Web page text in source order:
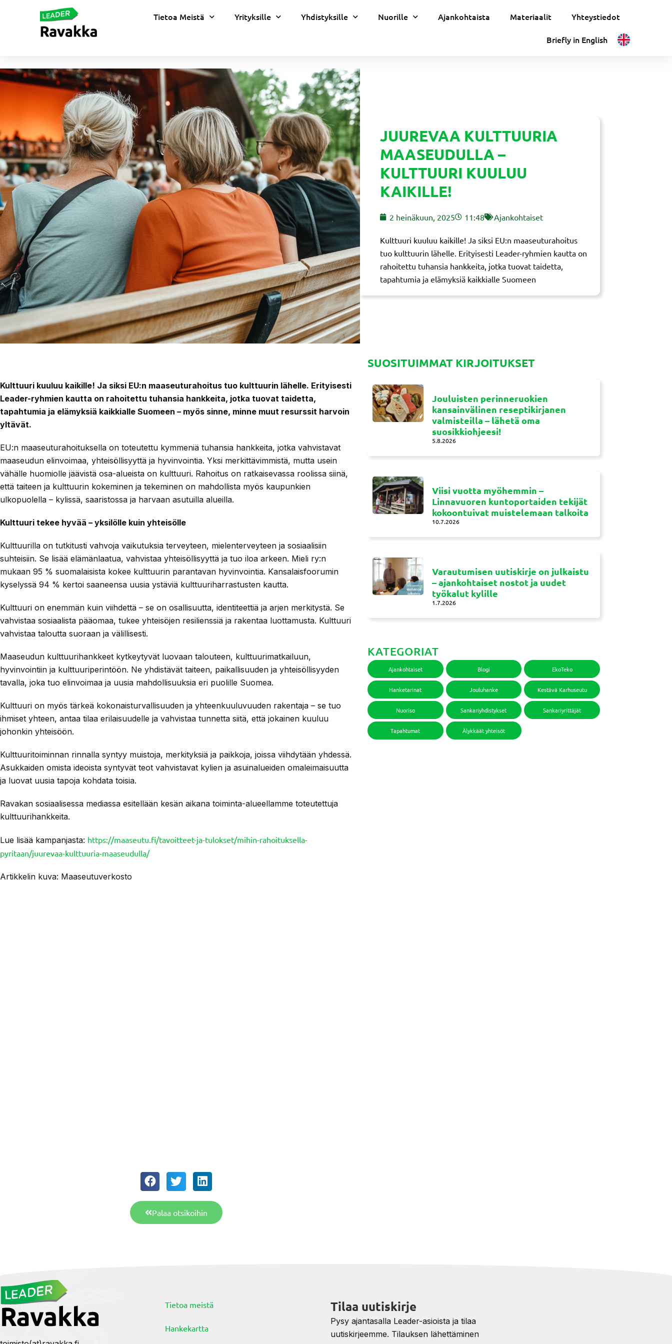
Tietoa Meistä Yrityksille Yhdistyksille Nuorille Ajankohtaista Materiaalit Yhteystiedot
Briefly in English
JUUREVAA KULTTUURIA
MAASEUDULLA –
KULTTUURI KUULUU
KAIKILLE!
2 heinäkuun, 2025 11:48 Ajankohtaiset
Kulttuuri kuuluu kaikille! Ja siksi EU:n maaseuturahoitus
tuo kulttuurin lähelle. Erityisesti Leader-ryhmien kautta on
rahoitettu tuhansia hankkeita, jotka tuovat taidetta,
tapahtumia ja elämyksiä kaikkialle Suomeen
Kulttuuri kuuluu kaikille! Ja siksi EU:n maaseuturahoitus tuo kulttuurin lähelle. Erityisesti
Leader-ryhmien kautta on rahoitettu tuhansia hankkeita, jotka tuovat taidetta,
tapahtumia ja elämyksiä kaikkialle Suomeen – myös sinne, minne muut resurssit harvoin
yltävät.
EU:n maaseuturahoituksella on toteutettu kymmeniä tuhansia hankkeita, jotka vahvistavat
maaseudun elinvoimaa, yhteisöllisyyttä ja hyvinvointia. Yksi merkittävimmistä, mutta usein
vähälle huomiolle jäävistä osa-alueista on kulttuuri. Rahoitus on ratkaisevassa roolissa siinä,
että taiteen ja kulttuurin kokeminen ja tekeminen on mahdollista myös kaupunkien
ulkopuolella – kylissä, saaristossa ja harvaan asutuilla alueilla.
Kulttuuri tekee hyvää – yksilölle kuin yhteisölle
Kulttuurilla on tutkitusti vahvoja vaikutuksia terveyteen, mielenterveyteen ja sosiaalisiin
suhteisiin. Se lisää elämänlaatua, vahvistaa yhteisöllisyyttä ja tuo iloa arkeen. Mieli ry:n
mukaan 95 % suomalaisista kokee kulttuurin parantavan hyvinvointia. Kansalaisfoorumin
kyselyssä 94 % kertoi saaneensa uusia ystäviä kulttuuriharrastusten kautta.
Kulttuuri on enemmän kuin viihdettä – se on osallisuutta, identiteettiä ja arjen merkitystä. Se
vahvistaa sosiaalista pääomaa, tukee yhteisöjen resilienssiä ja rakentaa luottamusta. Kulttuuri
vahvistaa taloutta suoraan ja välillisesti.
Maaseudun kulttuurihankkeet kytkeytyvät luovaan talouteen, kulttuurimatkailuun,
hyvinvointiin ja kulttuuriperintöön. Ne yhdistävät taiteen, paikallisuuden ja yhteisöllisyyden
tavalla, joka tuo elinvoimaa ja uusia mahdollisuuksia eri puolille Suomea.
Kulttuuri on myös tärkeä kokonaisturvallisuuden ja yhteenkuuluvuuden rakentaja – se tuo
ihmiset yhteen, antaa tilaa erilaisuudelle ja vahvistaa tunnetta siitä, että jokainen kuuluu
johonkin yhteisöön.
Kulttuuritoiminnan rinnalla syntyy muistoja, merkityksiä ja paikkoja, joissa viihdytään yhdessä.
Asukkaiden omista ideoista syntyvät teot vahvistavat kylien ja asuinalueiden omaleimaisuutta
ja luovat uusia tapoja kohdata toisia.
Ravakan sosiaalisessa mediassa esitellään kesän aikana toiminta-alueellamme toteutettuja
kulttuurihankkeita.
Lue lisää kampanjasta: https://maaseutu.fi/tavoitteet-ja-tulokset/mihin-rahoituksella-
pyritaan/juurevaa-kulttuuria-maaseudulla/
Artikkelin kuva: Maaseutuverkosto
Palaa otsikoihin
SUOSITUIMMAT KIRJOITUKSET
Jouluisten perinneruokien
kansainvälinen reseptikirjanen
valmisteilla – lähetä oma
suosikkiohjeesi!
5.8.2026
Viisi vuotta myöhemmin –
Linnavuoren kuntoportaiden tekijät
kokoontuivat muistelemaan talkoita
10.7.2026
Varautumisen uutiskirje on julkaistu
– ajankohtaiset nostot ja uudet
työkalut kylille
1.7.2026
KATEGORIAT
Ajankohtaiset Blogi EkoTeko
Hanketarinat Jouluhanke Kestävä Karhuseutu
Nuoriso Sankariyhdistykset Sankariyrittäjät
Tapahtumat Älykkäät yhteisöt
Tietoa meistä
Hankekartta
Tilaa uutiskirje
Pysy ajantasalla Leader-asioista ja tilaa
uutiskirjeemme. Tilauksen lähettäminen